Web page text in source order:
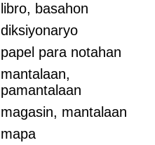
libro, basahon
diksiyonaryo
papel para notahan
mantalaan,
pamantalaan
magasin, mantalaan
mapa